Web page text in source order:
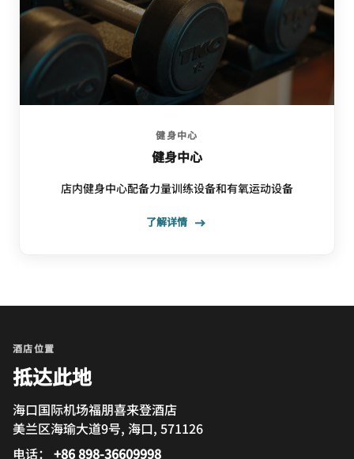
健身中心
健身中心
店内健身中心配备力量训练设备和有氧运动设备
了解详情
酒店位置
抵达此地
海口国际机场福朋喜来登酒店
美兰区海瑜大道9号, 海口, 571126
电话： +86 898-36609998